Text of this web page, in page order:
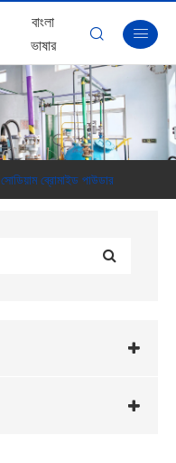
বাংলা
ভাষার
 
সোডিয়াম ব্রোমাইড পাউডার